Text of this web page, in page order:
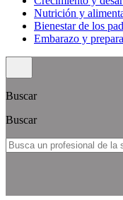
Nutrición y
Bienestar de los
Embarazo y
Buscar
Buscar